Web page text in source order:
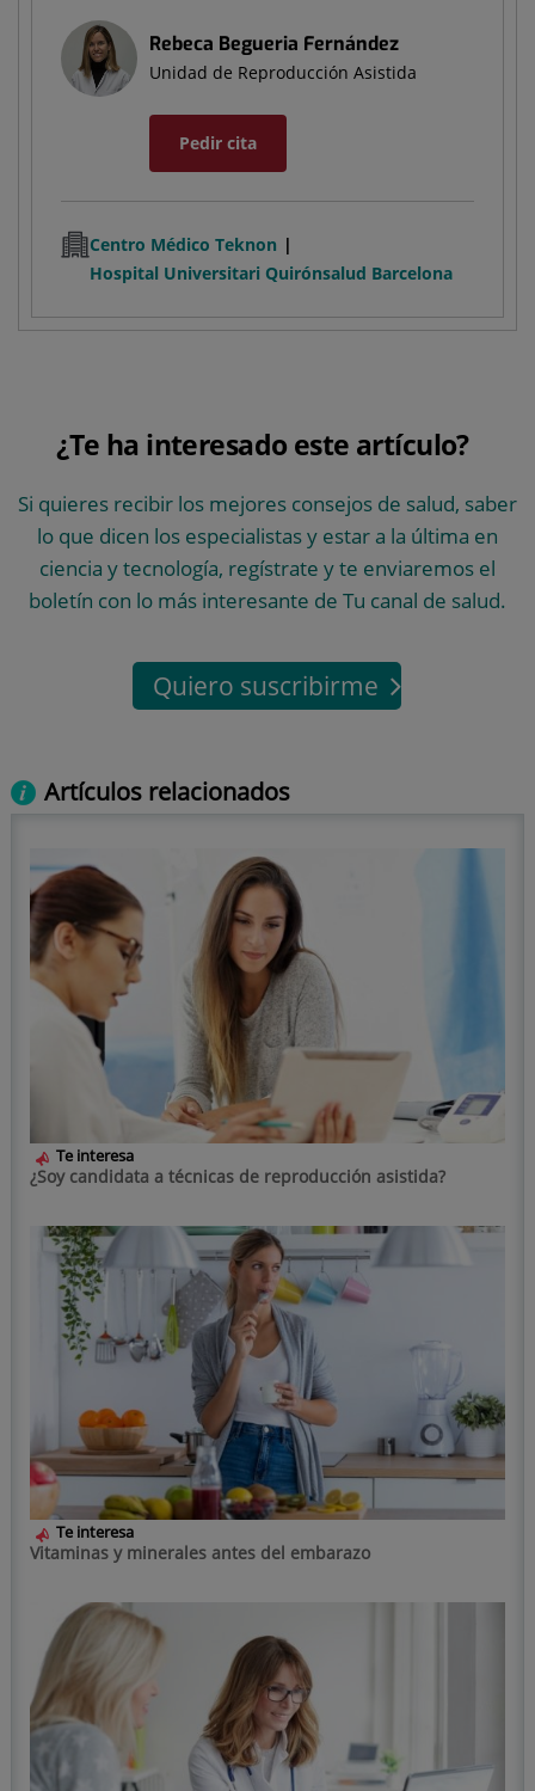
Rebeca Begueria Fernández
Unidad de Reproducción Asistida
Pedir cita
Centro Médico Teknon
Hospital Universitari Quirónsalud Barcelona
¿Te ha interesado este artículo?
Si quieres recibir los mejores consejos de salud, saber
lo que dicen los especialistas y estar a la última en
ciencia y tecnología, regístrate y te enviaremos el
boletín con lo más interesante de Tu canal de salud.
Quiero suscribirme
Artículos relacionados
Te interesa
¿Soy candidata a técnicas de reproducción asistida?
Te interesa
Vitaminas y minerales antes del embarazo